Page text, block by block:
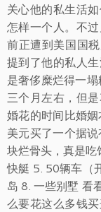
关心他的私生活
怎样一个人。不
前正遭到美国国
提到了他的私人
是奢侈糜烂得一
三个月左右，但
婚花的时间比婚
美元买了一个据
块烂骨头，真是
快艇 5. 50辆车（
岛 8. 一些别墅 看
么要花这么多钱